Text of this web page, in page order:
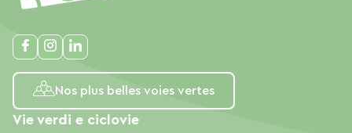
Nos plus belles voies vertes
Vie verdi e ciclovie